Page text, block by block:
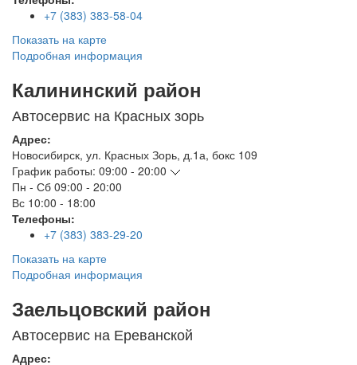
+7 (383) 383-58-04
Показать на карте
Подробная информация
Калининский район
Автосервис на Красных зорь
Адрес:
Новосибирск, ул. Красных Зорь, д.1а, бокс 109
График работы: 09:00 - 20:00
Пн - Сб 09:00 - 20:00
Вс 10:00 - 18:00
Телефоны:
+7 (383) 383-29-20
Показать на карте
Подробная информация
Заельцовский район
Автосервис на Ереванской
Адрес: